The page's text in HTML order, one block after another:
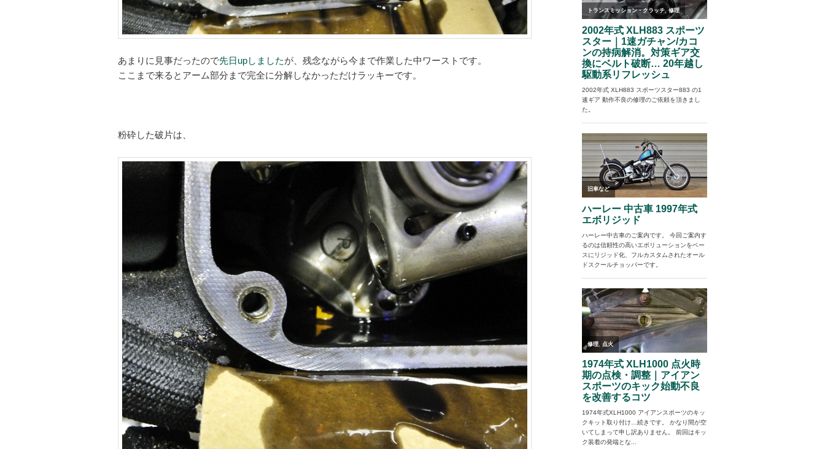
あまりに見事だったので先日upしましたが、残念ながら今まで作業した中ワーストです。
ここまで来るとアーム部分まで完全に分解しなかっただけラッキーです。
粉砕した破片は、